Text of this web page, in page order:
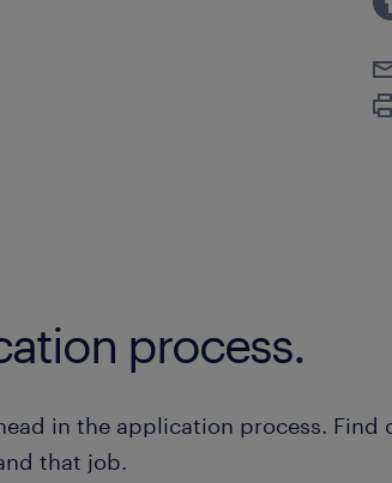
process.
in the application process. Find
that job.